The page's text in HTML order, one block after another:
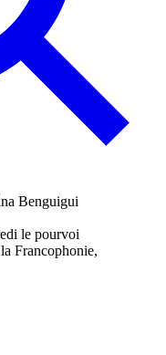
le pourvoi
Francophonie,